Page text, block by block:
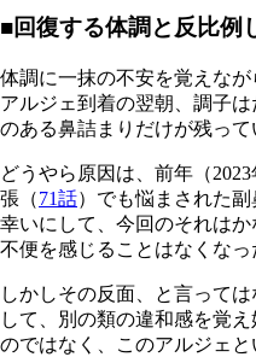
■回復する体調と反比例
体調に一抹の不安を覚えなが
アルジェ到着の翌朝、調子
のある鼻詰まりだけが残って
どうやら原因は、前年（
張（71話）でも悩まされた
幸いにして、今回のそれは
不便を感じることはなくなっ
しかしその反面、と言って
して、別の類の違和感を覚
のではなく、このアルジェ